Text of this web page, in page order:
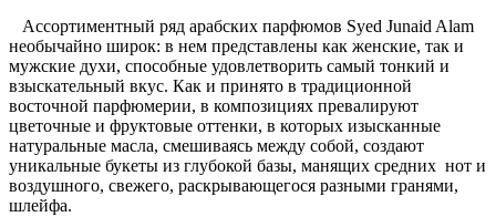
Ассортиментный ряд арабских парфюмов Syed Junaid Alam
необычайно широк: в нем представлены как женские, так и
мужские духи, способные удовлетворить самый тонкий и
взыскательный вкус. Как и принято в традиционной
восточной парфюмерии, в композициях превалируют
цветочные и фруктовые оттенки, в которых изысканные
натуральные масла, смешиваясь между собой, создают
уникальные букеты из глубокой базы, манящих средних нот и
воздушного, свежего, раскрывающегося разными гранями,
шлейфа.